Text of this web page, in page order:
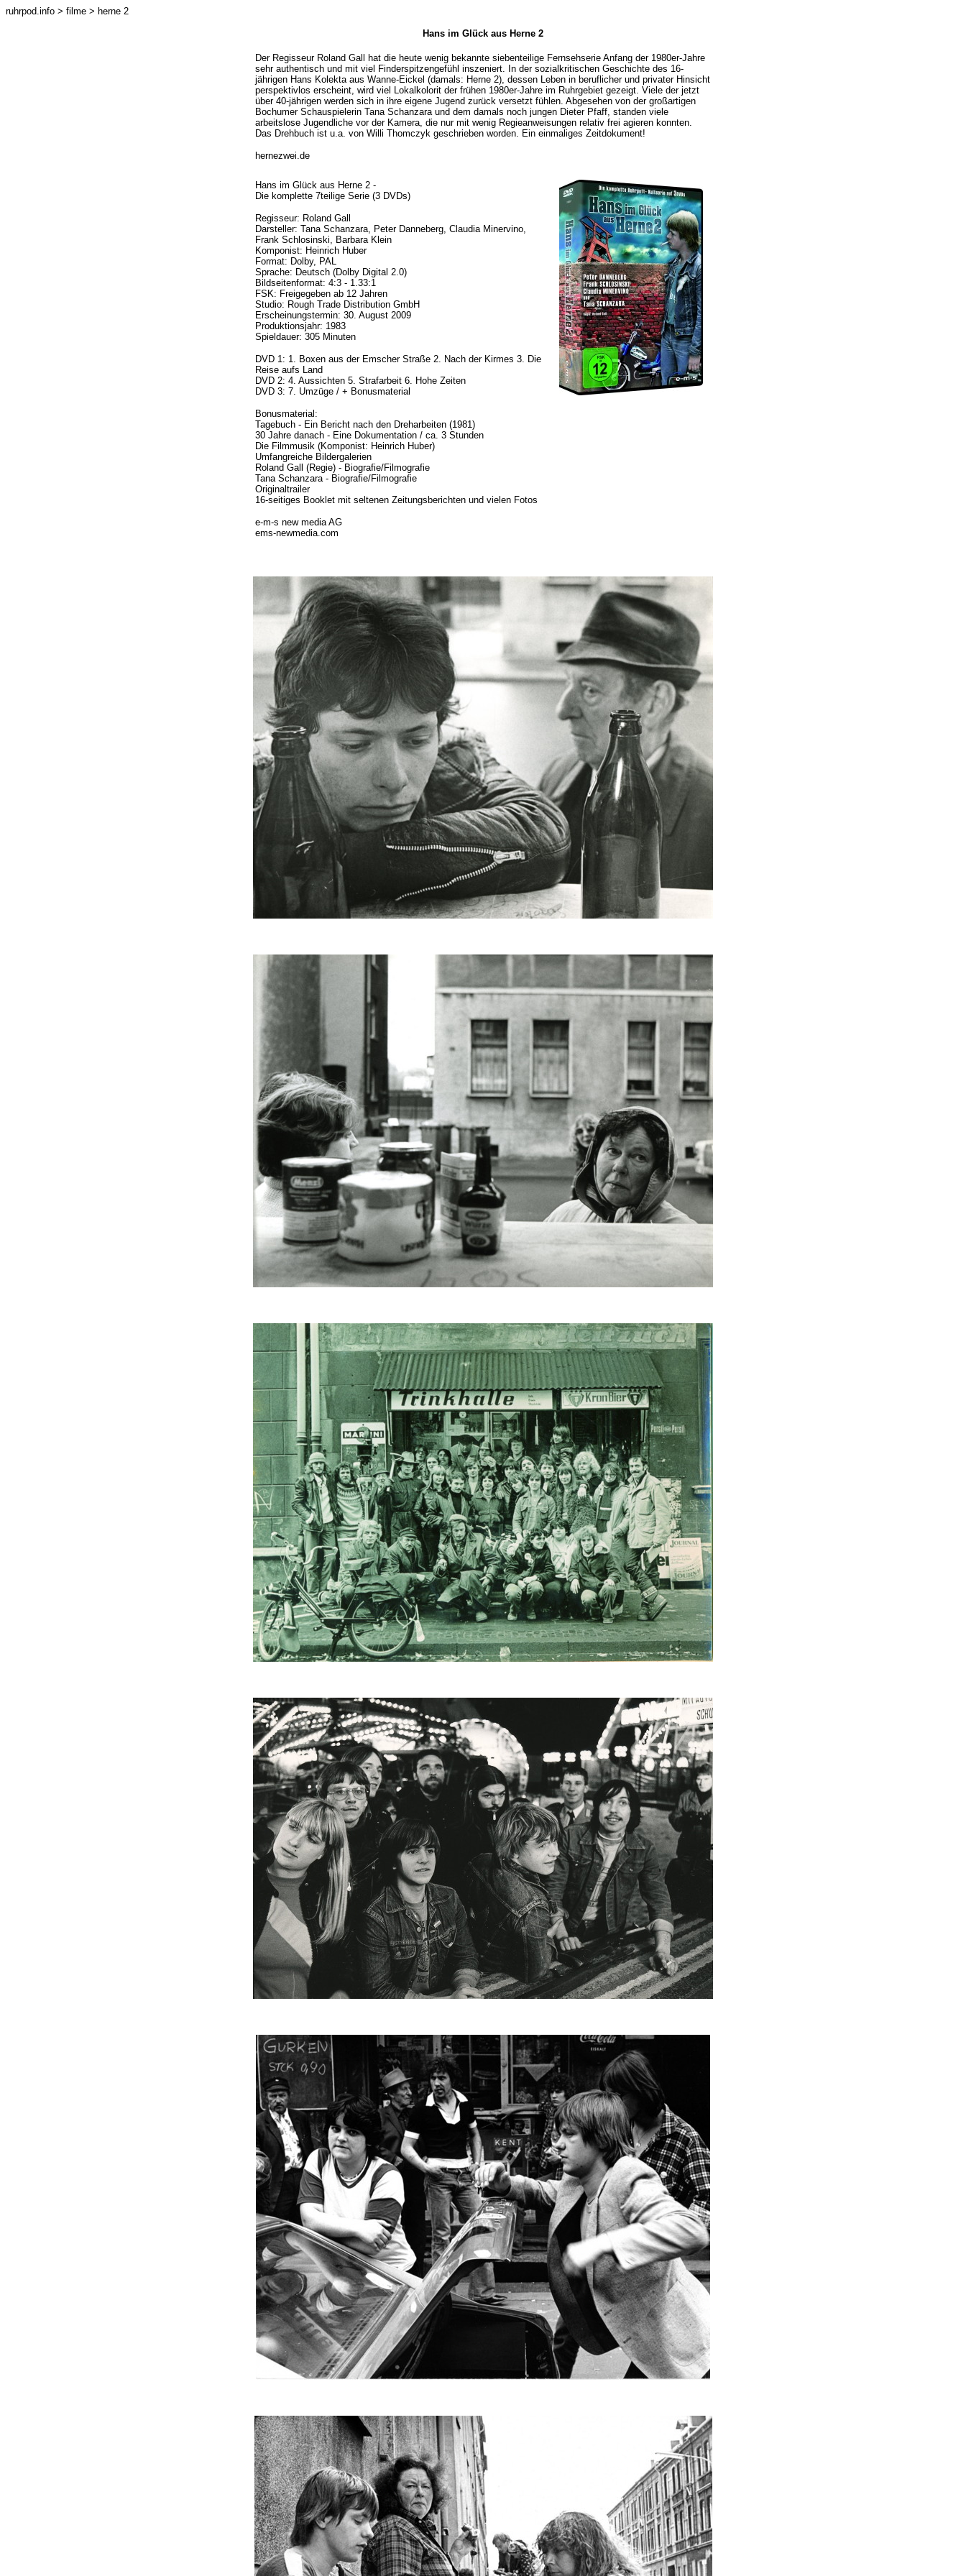
ruhrpod.info > filme > herne 2
Hans im Glück aus Herne 2
Der Regisseur Roland Gall hat die heute wenig bekannte siebenteilige Fernsehserie Anfang der 1980er-Jahre
sehr authentisch und mit viel Finderspitzengefühl inszeniert. In der sozialkritischen Geschichte des 16-
jährigen Hans Kolekta aus Wanne-Eickel (damals: Herne 2), dessen Leben in beruflicher und privater Hinsicht
perspektivlos erscheint, wird viel Lokalkolorit der frühen 1980er-Jahre im Ruhrgebiet gezeigt. Viele der jetzt
über 40-jährigen werden sich in ihre eigene Jugend zurück versetzt fühlen. Abgesehen von der großartigen
Bochumer Schauspielerin Tana Schanzara und dem damals noch jungen Dieter Pfaff, standen viele
arbeitslose Jugendliche vor der Kamera, die nur mit wenig Regieanweisungen relativ frei agieren konnten.
Das Drehbuch ist u.a. von Willi Thomczyk geschrieben worden. Ein einmaliges Zeitdokument!
hernezwei.de
Hans im Glück aus Herne 2 -
Die komplette 7teilige Serie (3 DVDs)
Regisseur: Roland Gall
Darsteller: Tana Schanzara, Peter Danneberg, Claudia Minervino,
Frank Schlosinski, Barbara Klein
Komponist: Heinrich Huber
Format: Dolby, PAL
Sprache: Deutsch (Dolby Digital 2.0)
Bildseitenformat: 4:3 - 1.33:1
FSK: Freigegeben ab 12 Jahren
Studio: Rough Trade Distribution GmbH
Erscheinungstermin: 30. August 2009
Produktionsjahr: 1983
Spieldauer: 305 Minuten
DVD 1: 1. Boxen aus der Emscher Straße 2. Nach der Kirmes 3. Die
Reise aufs Land
DVD 2: 4. Aussichten 5. Strafarbeit 6. Hohe Zeiten
DVD 3: 7. Umzüge / + Bonusmaterial
Bonusmaterial:
Tagebuch - Ein Bericht nach den Dreharbeiten (1981)
30 Jahre danach - Eine Dokumentation / ca. 3 Stunden
Die Filmmusik (Komponist: Heinrich Huber)
Umfangreiche Bildergalerien
Roland Gall (Regie) - Biografie/Filmografie
Tana Schanzara - Biografie/Filmografie
Originaltrailer
16-seitiges Booklet mit seltenen Zeitungsberichten und vielen Fotos
e-m-s new media AG
ems-newmedia.com